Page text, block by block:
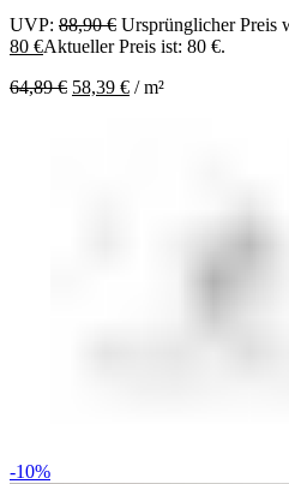
UVP: 88,90€ Ursprünglicher Preis
80 €Aktueller Preis ist: 80 €.
64,89€ 58,39 € /m²
-10%